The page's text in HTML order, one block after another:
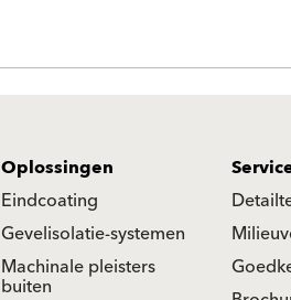
Oplossingen
Eindcoating
Gevelisolatie-systemen
Machinale pleisters
buiten